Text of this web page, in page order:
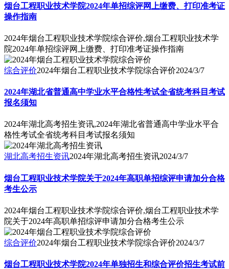
烟台工程职业技术学院2024年单招综评网上缴费、打印准考证
操作指南
2024年烟台工程职业技术学院综合评价,烟台工程职业技术学
院2024年单招综评网上缴费、打印准考证操作指南
综合评价2024年烟台工程职业技术学院综合评价2024/3/7
2024年湖北省普通高中学业水平合格性考试全省统考科目考试
报名须知
2024年湖北高考招生资讯,2024年湖北省普通高中学业水平合
格性考试全省统考科目考试报名须知
湖北高考招生资讯2024年湖北高考招生资讯2024/3/7
烟台工程职业技术学院关于2024年高职单招综评申请加分合格
考生公示
2024年烟台工程职业技术学院综合评价,烟台工程职业技术学
院关于2024年高职单招综评申请加分合格考生公示
综合评价2024年烟台工程职业技术学院综合评价2024/3/7
烟台工程职业技术学院2024年单独招生和综合评价招生考试前